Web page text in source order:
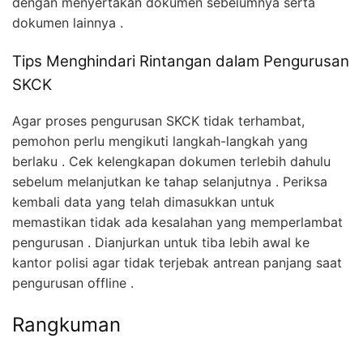
dokumen lainnya .
Tips Menghindari Rintangan dalam Pengurusan
SKCK
Agar proses pengurusan SKCK tidak terhambat,
pemohon perlu mengikuti langkah-langkah yang
berlaku . Cek kelengkapan dokumen terlebih dahulu
sebelum melanjutkan ke tahap selanjutnya . Periksa
kembali data yang telah dimasukkan untuk
memastikan tidak ada kesalahan yang memperlambat
pengurusan . Dianjurkan untuk tiba lebih awal ke
kantor polisi agar tidak terjebak antrean panjang saat
pengurusan offline .
Rangkuman